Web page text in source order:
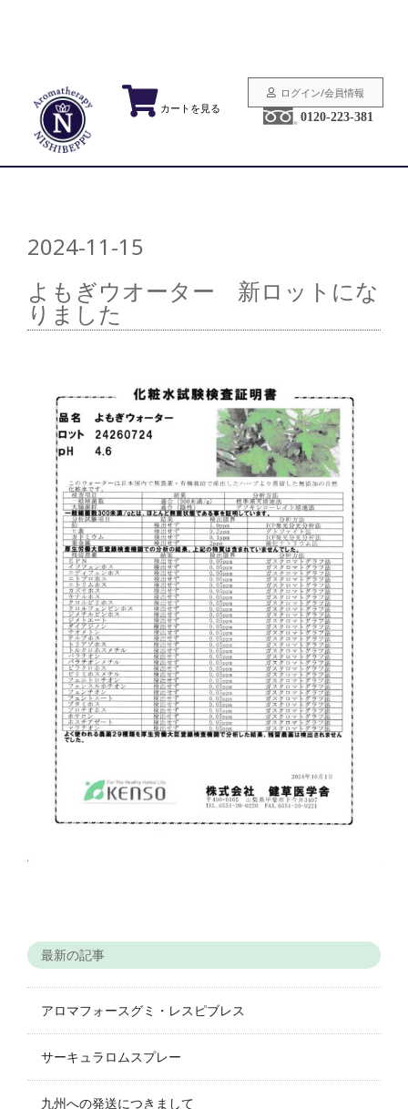
カートを見る
ログイン/会員情報
0120-223-381
2024-11-15
よもぎウオーター 新ロットにな
りました
最新の記事
アロマフォースグミ・レスピブレス
サーキュラロムスプレー
九州への発送につきまして